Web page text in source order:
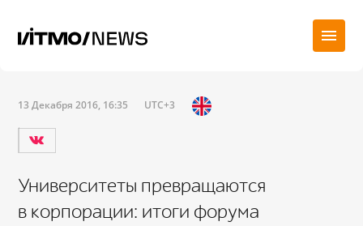
13 Декабря 2016, 16:35 UTC+3
Университеты превращаются
в корпорации: итоги форума